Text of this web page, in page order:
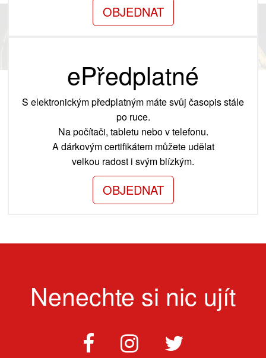
OBJEDNAT
ePředplatné
S elektronickým předplatným máte svůj časopis stále
po ruce.
Na počítači, tabletu nebo v telefonu.
A dárkovým certifikátem můžete udělat
velkou radost i svým blízkým.
OBJEDNAT
Nenechte si nic ujít